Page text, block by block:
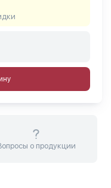
о продукции